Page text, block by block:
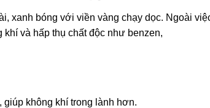
xanh bóng với viền vàng chạy dọc. Ngoài
khí và hấp thụ chất độc như benzen,
không khí trong lành hơn.